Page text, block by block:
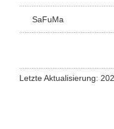
SaFuMa
Letzte Aktualisierung: